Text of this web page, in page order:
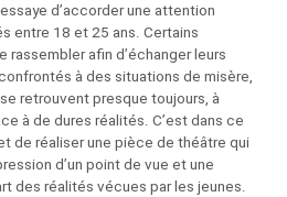
d’accorder une attention
entre 18 et 25 ans. Certains
afin d’échanger leurs
à des situations de misère,
retrouvent presque toujours, à
à de dures réalités. C’est dans ce
de réaliser une pièce de théâtre qui
d’un point de vue et une
des réalités vécues par les jeunes.